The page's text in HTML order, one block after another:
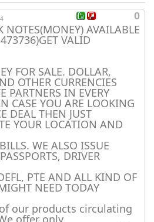
0
AVAILABLE
VALID
FOR SALE. DOLLAR,
OTHER CURRENCIES
PARTNERS IN EVERY
CASE YOU ARE LOOKING
DEAL THEN JUST
YOUR LOCATION AND
WE ALSO ISSUE
DRIVER
PTE AND ALL KIND OF
NEED TODAY
our products circulating
offer only